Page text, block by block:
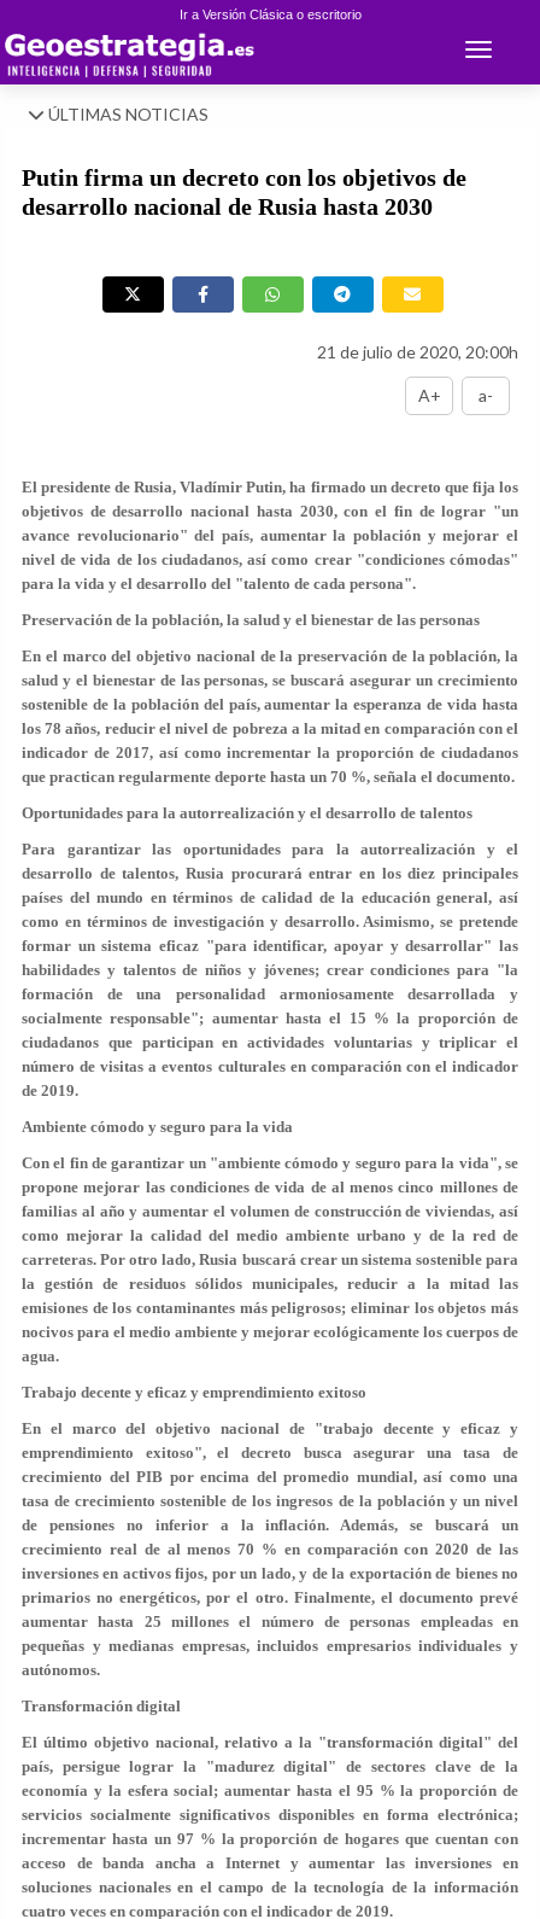
Ir a Versión Clásica o escritorio
Toggle
ÚLTIMAS NOTICIAS
Putin firma un decreto con los objetivos de
desarrollo nacional de Rusia hasta 2030
21 de julio de 2020, 20:00h
A+ a-
El presidente de Rusia, Vladímir Putin, ha firmado un decreto que fija los
objetivos de desarrollo nacional hasta 2030, con el fin de lograr "un
avance revolucionario" del país, aumentar la población y mejorar el
nivel de vida de los ciudadanos, así como crear "condiciones cómodas"
para la vida y el desarrollo del "talento de cada persona".
Preservación de la población, la salud y el bienestar de las personas
En el marco del objetivo nacional de la preservación de la población, la
salud y el bienestar de las personas, se buscará asegurar un crecimiento
sostenible de la población del país, aumentar la esperanza de vida hasta
los 78 años, reducir el nivel de pobreza a la mitad en comparación con el
indicador de 2017, así como incrementar la proporción de ciudadanos
que practican regularmente deporte hasta un 70 %, señala el documento.
Oportunidades para la autorrealización y el desarrollo de talentos
Para garantizar las oportunidades para la autorrealización y el
desarrollo de talentos, Rusia procurará entrar en los diez principales
países del mundo en términos de calidad de la educación general, así
como en términos de investigación y desarrollo. Asimismo, se pretende
formar un sistema eficaz "para identificar, apoyar y desarrollar" las
habilidades y talentos de niños y jóvenes; crear condiciones para "la
formación de una personalidad armoniosamente desarrollada y
socialmente responsable"; aumentar hasta el 15 % la proporción de
ciudadanos que participan en actividades voluntarias y triplicar el
número de visitas a eventos culturales en comparación con el indicador
de 2019.
Ambiente cómodo y seguro para la vida
Con el fin de garantizar un "ambiente cómodo y seguro para la vida", se
propone mejorar las condiciones de vida de al menos cinco millones de
familias al año y aumentar el volumen de construcción de viviendas, así
como mejorar la calidad del medio ambiente urbano y de la red de
carreteras. Por otro lado, Rusia buscará crear un sistema sostenible para
la gestión de residuos sólidos municipales, reducir a la mitad las
emisiones de los contaminantes más peligrosos; eliminar los objetos más
nocivos para el medio ambiente y mejorar ecológicamente los cuerpos de
agua.
Trabajo decente y eficaz y emprendimiento exitoso
En el marco del objetivo nacional de "trabajo decente y eficaz y
emprendimiento exitoso", el decreto busca asegurar una tasa de
crecimiento del PIB por encima del promedio mundial, así como una
tasa de crecimiento sostenible de los ingresos de la población y un nivel
de pensiones no inferior a la inflación. Además, se buscará un
crecimiento real de al menos 70 % en comparación con 2020 de las
inversiones en activos fijos, por un lado, y de la exportación de bienes no
primarios no energéticos, por el otro. Finalmente, el documento prevé
aumentar hasta 25 millones el número de personas empleadas en
pequeñas y medianas empresas, incluidos empresarios individuales y
autónomos.
Transformación digital
El último objetivo nacional, relativo a la "transformación digital" del
país, persigue lograr la "madurez digital" de sectores clave de la
economía y la esfera social; aumentar hasta el 95 % la proporción de
servicios socialmente significativos disponibles en forma electrónica;
incrementar hasta un 97 % la proporción de hogares que cuentan con
acceso de banda ancha a Internet y aumentar las inversiones en
soluciones nacionales en el campo de la tecnología de la información
cuatro veces en comparación con el indicador de 2019.